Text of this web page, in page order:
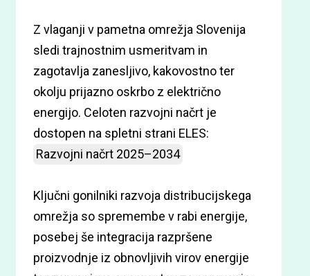
Z vlaganji v pametna omrežja Slovenija
sledi trajnostnim usmeritvam in
zagotavlja zanesljivo, kakovostno ter
okolju prijazno oskrbo z električno
energijo. Celoten razvojni načrt je
dostopen na spletni strani ELES:
Razvojni načrt 2025–2034
Ključni gonilniki razvoja distribucijskega
omrežja so spremembe v rabi energije,
posebej še integracija razpršene
proizvodnje iz obnovljivih virov energije